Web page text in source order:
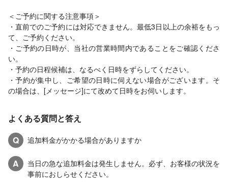
＜ご予約に関する注意事項＞
・直前でのご予約には対応できません。最低3日以上の余裕をもっ
て、ご予約ください。
・ご予約の日時が、当社の営業時間内であることをご確認くださ
い。
・予約の日程候補は、なるべく日時をずらしてください。
・予約が集中し、ご希望の日時に伺えない場合がございます。そ
の場合は、[メッセージ]にて改めて日時をお伺いします。
よくある質問と答え
Q
追加料金がかかる場合がありますか
A
当日の急な追加料金は発生しません。必ず、お客様の状況を
事前におしらせください。